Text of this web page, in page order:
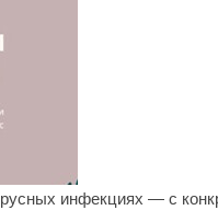
инфекциях — с